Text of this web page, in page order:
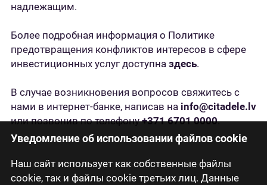
Уведомление об использовании файлов cookie
Наш сайт использует как собственные файлы
cookie, так и файлы cookie третьих лиц. Данные
надлежащим.
Более подробная информация о Политике
предотвращения конфликтов интересов в сфере
инвестиционных услуг доступна здесь.
В случае возникновения вопросов свяжитесь с
нами в интернет-банке, написав на info@citadele.lv
или позвонив по телефону+371 6701 0000.